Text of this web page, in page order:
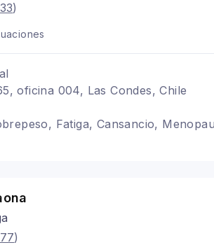
)
oficina 004, Las Condes, Chile
Fatiga, Cansancio,
)